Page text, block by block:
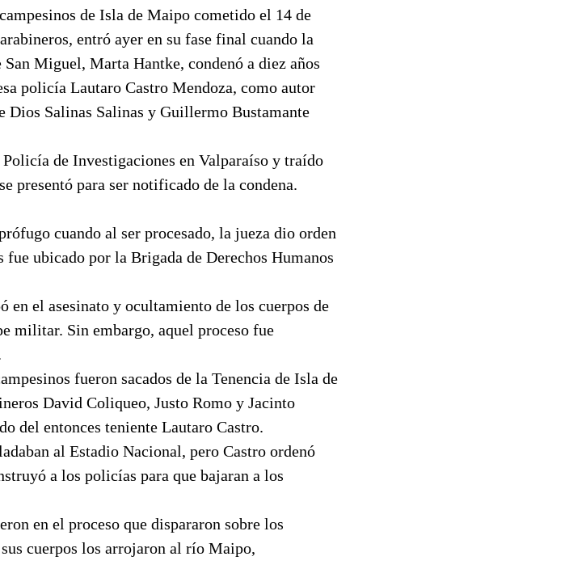
de Isla de Maipo cometido el 14 de
entró ayer en su fase final cuando la
Miguel, Marta Hantke, condenó a diez años
policía Lautaro Castro Mendoza, como autor
Dios Salinas Salinas y Guillermo Bustamante
de Investigaciones en Valparaíso y traído
presentó para ser notificado de la condena.
cuando al ser procesado, la jueza dio orden
ubicado por la Brigada de Derechos Humanos
el asesinato y ocultamiento de los cuerpos de
militar. Sin embargo, aquel proceso fue
fueron sacados de la Tenencia de Isla de
David Coliqueo, Justo Romo y Jacinto
del entonces teniente Lautaro Castro.
al Estadio Nacional, pero Castro ordenó
a los policías para que bajaran a los
en el proceso que dispararon sobre los
cuerpos los arrojaron al río Maipo,